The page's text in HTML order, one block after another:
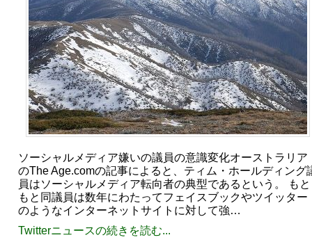
ソーシャルメディア嫌いの議員の意識変化オーストラリア
のThe Age.comの記事によると、ティム・ホールディング
員はソーシャルメディア転向者の典型であるという。 もと
もと同議員は数年にわたってフェイスブックやツイッター
のようなインターネットサイトに対して強…
Twitterニュースの続きを読む...